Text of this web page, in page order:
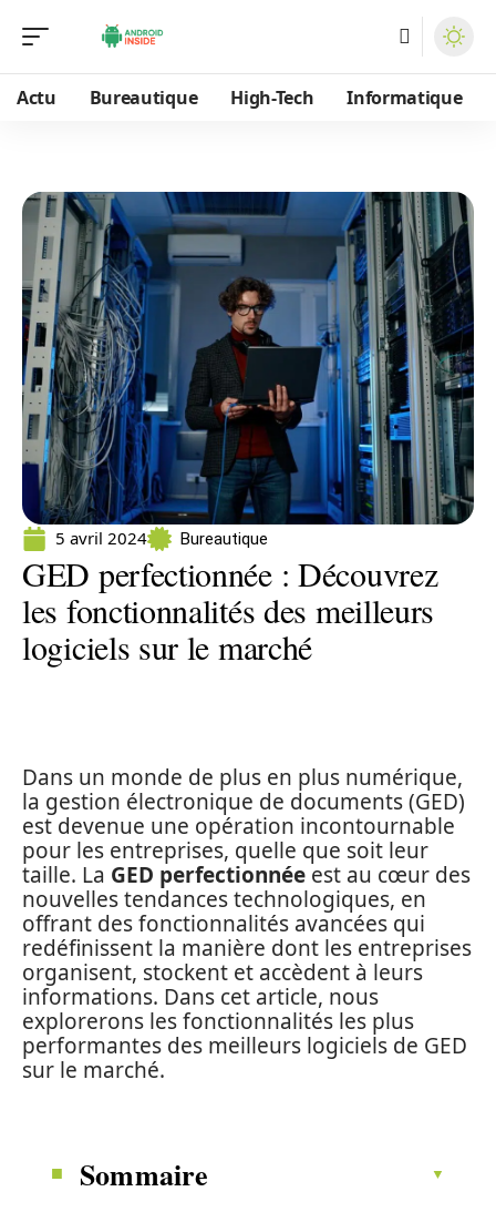
Actu Bureautique High-Tech Informatique
5 avril 2024 Bureautique
GED perfectionnée : Découvrez
les fonctionnalités des meilleurs
logiciels sur le marché
Dans un monde de plus en plus numérique,
la gestion électronique de documents (GED)
est devenue une opération incontournable
pour les entreprises, quelle que soit leur
taille. La GED perfectionnée est au cœur des
nouvelles tendances technologiques, en
offrant des fonctionnalités avancées qui
redéfinissent la manière dont les entreprises
organisent, stockent et accèdent à leurs
informations. Dans cet article, nous
explorerons les fonctionnalités les plus
performantes des meilleurs logiciels de GED
sur le marché.
Sommaire